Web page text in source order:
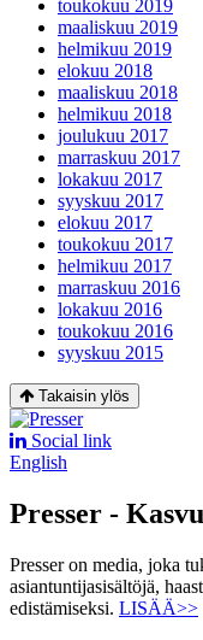
toukokuu 2019
maaliskuu 2019
helmikuu 2019
elokuu 2018
maaliskuu 2018
helmikuu 2018
joulukuu 2017
marraskuu 2017
lokakuu 2017
syyskuu 2017
elokuu 2017
toukokuu 2017
helmikuu 2017
marraskuu 2016
lokakuu 2016
toukokuu 2016
syyskuu 2015
Takaisin ylös
Social link
English
Presser -
Presser on media, joka
asiantuntijasisältöjä,
edistämiseksi. LISÄÄ>>